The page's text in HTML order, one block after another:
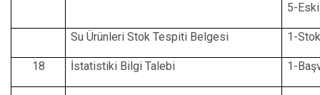
5-
Su Ürünleri Stok Tespiti Belgesi 1-
18 İstatistiki Bilgi Talebi 1-